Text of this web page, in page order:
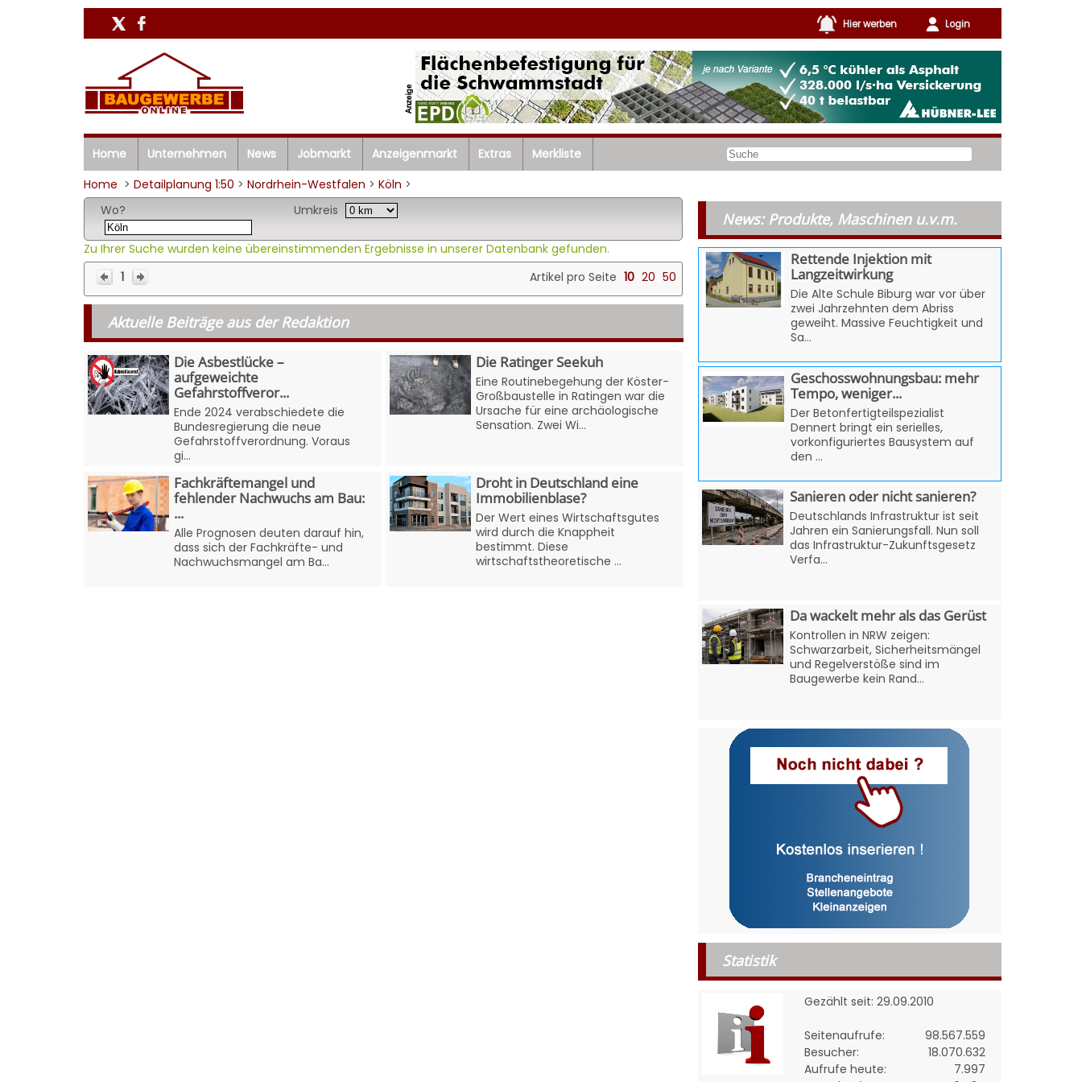
Hier werben Login
Home Unternehmen News Jobmarkt Anzeigenmarkt Extras
Merkliste
Home > Detailplanung 1:50 > Nordrhein-Westfalen > Köln >
Wo?
Umkreis
Zu Ihrer Suche wurden keine übereinstimmenden Ergebnisse in unserer Datenbank gefunden.
1
Artikel pro Seite 10 20 50
Aktuelle Beiträge aus der Redaktion
Die Asbestlücke –
aufgeweichte
Gefahrstoffveror...
Ende 2024 verabschiedete die
Bundesregierung die neue
Gefahrstoffverordnung. Voraus
gi...
Die Ratinger Seekuh
Eine Routinebegehung der Köster-
Großbaustelle in Ratingen war die
Ursache für eine archäologische
Sensation. Zwei Wi...
Fachkräftemangel und
fehlender Nachwuchs am Bau:
...
Alle Prognosen deuten darauf hin,
dass sich der Fachkräfte- und
Nachwuchsmangel am Ba...
Droht in Deutschland eine
Immobilienblase?
Der Wert eines Wirtschaftsgutes
wird durch die Knappheit
bestimmt. Diese
wirtschaftstheoretische ...
News: Produkte, Maschinen u.v.m.
Rettende Injektion mit
Langzeitwirkung
Die Alte Schule Biburg war vor über
zwei Jahrzehnten dem Abriss
geweiht. Massive Feuchtigkeit und
Sa...
Geschosswohnungsbau: mehr
Tempo, weniger...
Der Betonfertigteilspezialist
Dennert bringt ein serielles,
vorkonfiguriertes Bausystem auf
den ...
Sanieren oder nicht sanieren?
Deutschlands Infrastruktur ist seit
Jahren ein Sanierungsfall. Nun soll
das Infrastruktur-Zukunftsgesetz
Verfa...
Da wackelt mehr als das Gerüst
Kontrollen in NRW zeigen:
Schwarzarbeit, Sicherheitsmängel
und Regelverstöße sind im
Baugewerbe kein Rand...
Statistik
Gezählt seit: 29.09.2010
Seitenaufrufe:
98.567.559
Besucher:
18.070.632
Aufrufe heute:
7.997